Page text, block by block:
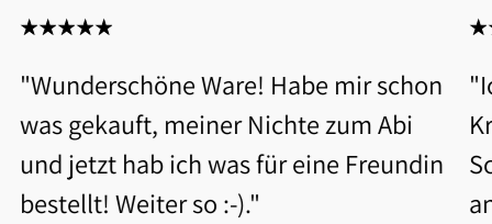
"Wunderschöne Ware! Habe mir schon
was gekauft, meiner Nichte zum Abi
und jetzt hab ich was für eine Freundin
bestellt! Weiter so :-)."